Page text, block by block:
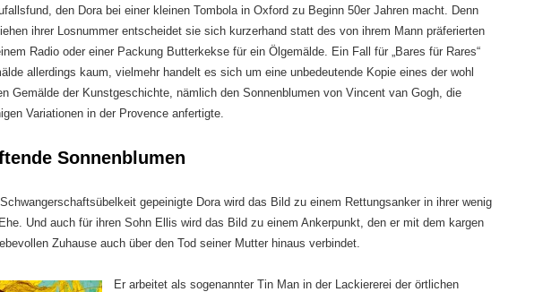
den Dora bei einer kleinen Tombola in Oxford zu Beginn 50er Jahren macht. Denn
ihrer Losnummer entscheidet sie sich kurzerhand statt des von ihrem Mann präferierten
Radio oder einer Packung Butterkekse für ein Ölgemälde. Ein Fall für „Bares für Rares“
allerdings kaum, vielmehr handelt es sich um eine unbedeutende Kopie eines der wohl
Gemälde der Kunstgeschichte, nämlich den Sonnenblumen von Vincent van Gogh, die
Variationen in der Provence anfertigte.
Sonnenblumen
gepeinigte Dora wird das Bild zu einem Rettungsanker in ihrer wenig
Und auch für ihren Sohn Ellis wird das Bild zu einem Ankerpunkt, den er mit dem kargen
Zuhause auch über den Tod seiner Mutter hinaus verbindet.
Er arbeitet als sogenannter Tin Man in der Lackiererei der örtlichen